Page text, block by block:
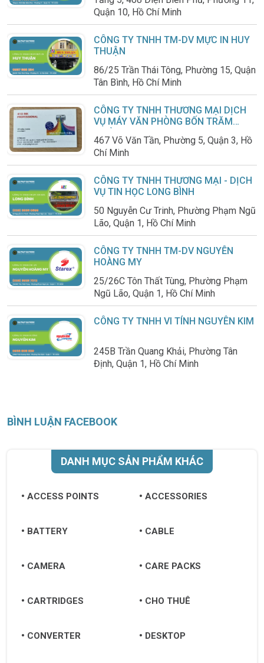
Quận 10, Hồ Chí Minh
CÔNG TY TNHH TM-DV MỰC IN HUY
THUẬN
86/25 Trần Thái Tông, Phường 15, Quận
Tân Bình, Hồ Chí Minh
CÔNG TY TNHH THƯƠNG MẠI DỊCH
VỤ MÁY VĂN PHÒNG BỐN TRĂM
467 Võ Văn Tần, Phường 5, Quận 3, Hồ
Chí Minh
CÔNG TY TNHH THƯƠNG MẠI - DỊCH
VỤ TIN HỌC LONG BÌNH
50 Nguyễn Cư Trinh, Phường Phạm Ngũ
Lão, Quận 1, Hồ Chí Minh
CÔNG TY TNHH TM-DV NGUYỄN
HOÀNG MY
25/26C Tôn Thất Tùng, Phường Phạm
Ngũ Lão, Quận 1, Hồ Chí Minh
CÔNG TY TNHH VI TÍNH NGUYÊN KIM
245B Trần Quang Khải, Phường Tân
Định, Quận 1, Hồ Chí Minh
BÌNH LUẬN FACEBOOK
DANH MỤC SẢN PHẨM KHÁC
ACCESS POINTS ACCESSORIES
BATTERY CABLE
CAMERA CARE PACKS
CARTRIDGES CHO THUÊ
CONVERTER DESKTOP